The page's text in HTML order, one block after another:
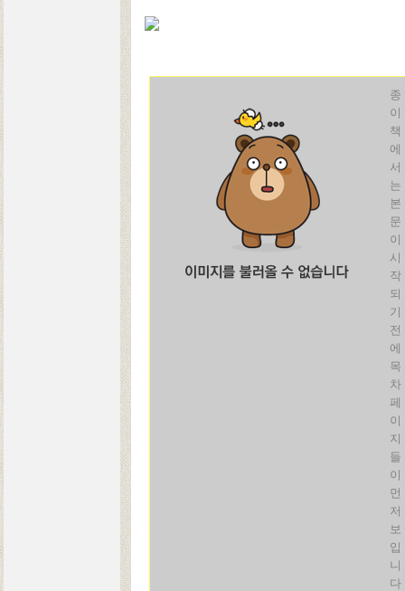
종
이
책
에
서
는
본
문
이
시
작
되
기
전
에
목
차
페
이
지
들
이
먼
저
보
입
니
다